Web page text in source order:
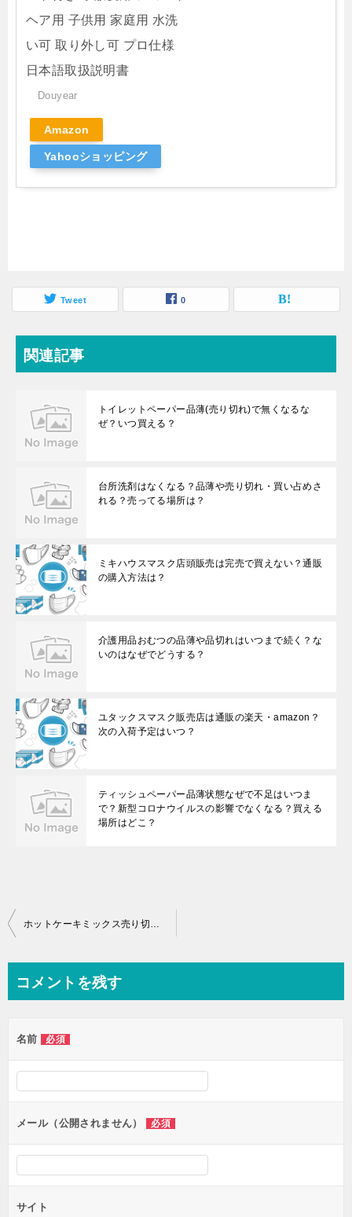
ヘア用 子供用 家庭用 水洗
い可 取り外し可 プロ仕様
日本語取扱説明書
Douyear
Amazon
Yahooショッピング
Tweet 0
関連記事
トイレットペーパー品薄(売り切れ)で無くなるな
ぜ？いつ買える？
台所洗剤はなくなる？品薄や売り切れ・買い占めさ
れる？売ってる場所は？
ミキハウスマスク店頭販売は完売で買えない？通販
の購入方法は？
介護用品おむつの品薄や品切れはいつまで続く？な
いのはなぜでどうする？
ユタックスマスク販売店は通販の楽天・amazon？
次の入荷予定はいつ？
ティッシュペーパー品薄状態なぜで不足はいつま
で？新型コロナウイルスの影響でなくなる？買える
場所はどこ？
投
ビ
ー
シ
ン
ホットケーキミックス売り切れの理由なぜ？品薄状態は解消はいつ？
コメントを残す
名前 必須
メール（公開されません） 必須
サイト